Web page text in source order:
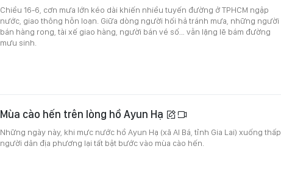
Chiều 16-6, cơn mưa lớn kéo dài khiến nhiều tuyến đường ở TPHCM ngập
nước, giao thông hỗn loạn. Giữa dòng người hối hả tránh mưa, những người
bán hàng rong, tài xế giao hàng, người bán vé số… vẫn lặng lẽ bám đường
mưu sinh.
Mùa cào hến trên lòng hồ Ayun Hạ
Những ngày này, khi mực nước hồ Ayun Hạ (xã Al Bá, tỉnh Gia Lai) xuống thấp,
người dân địa phương lại tất bật bước vào mùa cào hến.